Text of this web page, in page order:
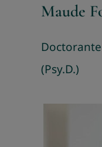
Maude
(Psy.D.)